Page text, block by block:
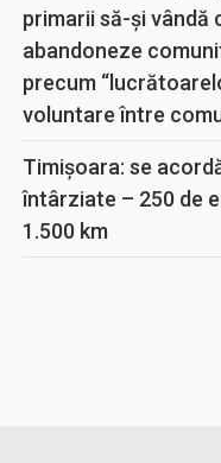
primarii să-și vândă
abandoneze
precum
voluntare între
Timișoara: se
întârziate – 250 de
1.500 km